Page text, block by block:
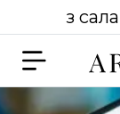
Өз